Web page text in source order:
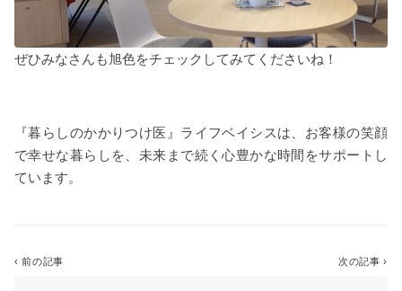
ぜひみなさんも旭色をチェックしてみてくださいね！
『暮らしのかかりつけ医』ライフベイシスは、お客様の笑顔
で幸せな暮らしを、未来まで続く心豊かな時間をサポートし
ています。
‹ 前の記事 次の記事 ›